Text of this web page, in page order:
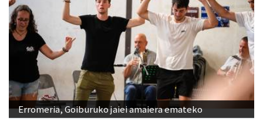
Erromeria, Goiburuko jaiei amaiera emateko